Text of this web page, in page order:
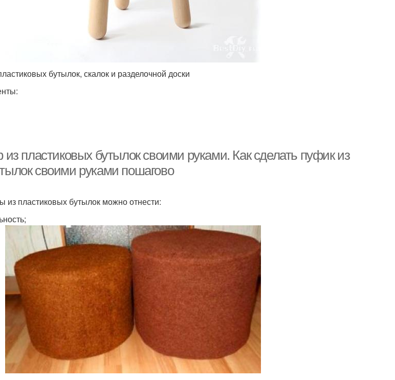
бутылок, скалок и разделочной доски
из пластиковых бутылок своими руками. Как сделать пуфик из
своими руками пошагово
из пластиковых бутылок можно отнести: